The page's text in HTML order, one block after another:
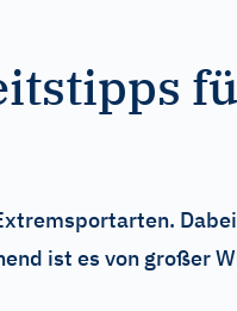
ist es von großer